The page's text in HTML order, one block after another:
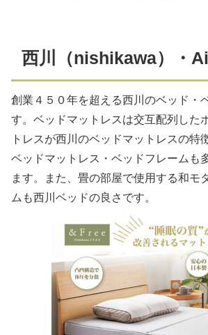
西川（nishikawa）・
創業４５０年を超える西川のベッド・
す。ベッドマットレスは交互配列した
トレスが西川のベッドマットレスの特
ベッドマットレス・ベッドフレームも
ます。また、畳の部屋で使用する和モ
ムも西川ベッドの良さです。